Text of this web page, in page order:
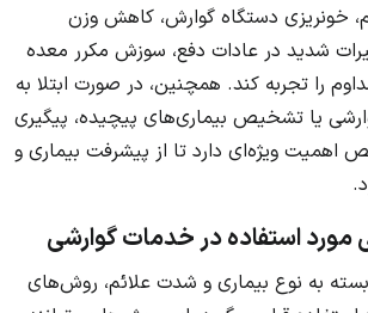
خونریزی دستگاه گوارش، کاهش وزن
شدید در عادات دفع، سوزش مکرر معده
را تجربه کند. همچنین، در صورت ابتلا به
یا تشخیص بیماری‌های پیچیده، پیگیری
ویژه‌ای دارد تا از پیشرفت بیماری و
استفاده در خدمات گوارشی
به نوع بیماری و شدت علائم، روش‌های